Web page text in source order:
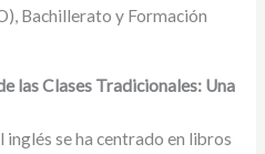
Bachillerato y Formación
las Clases Tradicionales: Una
inglés se ha centrado en libros